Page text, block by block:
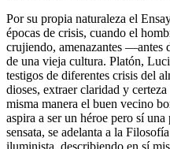
Por su propia naturaleza el
épocas de crisis, cuando el
crujiendo, amenazantes —antes
de una vieja cultura. Platón,
testigos de diferentes crisis del
dioses, extraer claridad y
misma manera el buen vecino
aspira a ser un héroe pero sí
sensata, se adelanta a la